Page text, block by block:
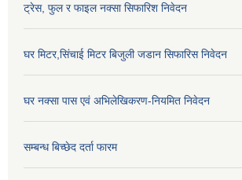
ट्रेस, फुल र फाइल नक्सा सिफारिश निवेदन
घर मिटर,सिंचाई मिटर बिजुली जडान सिफारिस निवेदन
घर नक्सा पास एवं अभिलेखिकरण-नियमित निवेदन
सम्बन्ध बिच्छेद दर्ता फारम